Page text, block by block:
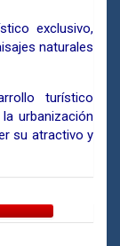
exclusivo,
naturales
turístico
urbanización
su atractivo y